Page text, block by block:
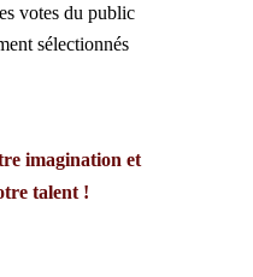
votes du public
sélectionnés
imagination et
talent !